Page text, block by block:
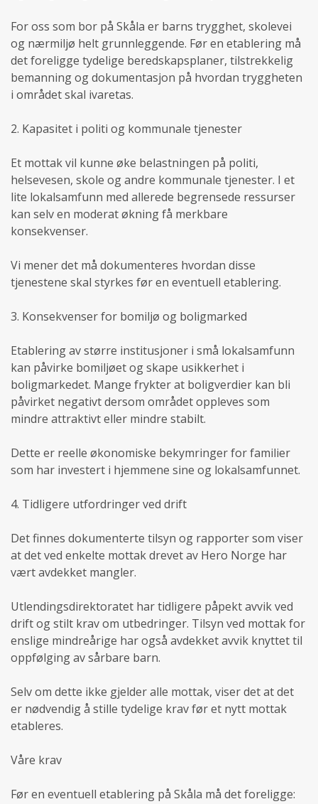
For oss som bor på Skåla er barns trygghet, skolevei
og nærmiljø helt grunnleggende. Før en etablering må
det foreligge tydelige beredskapsplaner, tilstrekkelig
bemanning og dokumentasjon på hvordan tryggheten
i området skal ivaretas.
2. Kapasitet i politi og kommunale tjenester
Et mottak vil kunne øke belastningen på politi,
helsevesen, skole og andre kommunale tjenester. I et
lite lokalsamfunn med allerede begrensede ressurser
kan selv en moderat økning få merkbare
konsekvenser.
Vi mener det må dokumenteres hvordan disse
tjenestene skal styrkes før en eventuell etablering.
3. Konsekvenser for bomiljø og boligmarked
Etablering av større institusjoner i små lokalsamfunn
kan påvirke bomiljøet og skape usikkerhet i
boligmarkedet. Mange frykter at boligverdier kan bli
påvirket negativt dersom området oppleves som
mindre attraktivt eller mindre stabilt.
Dette er reelle økonomiske bekymringer for familier
som har investert i hjemmene sine og lokalsamfunnet.
4. Tidligere utfordringer ved drift
Det finnes dokumenterte tilsyn og rapporter som viser
at det ved enkelte mottak drevet av Hero Norge har
vært avdekket mangler.
Utlendingsdirektoratet har tidligere påpekt avvik ved
drift og stilt krav om utbedringer. Tilsyn ved mottak for
enslige mindreårige har også avdekket avvik knyttet til
oppfølging av sårbare barn.
Selv om dette ikke gjelder alle mottak, viser det at det
er nødvendig å stille tydelige krav før et nytt mottak
etableres.
Våre krav
Før en eventuell etablering på Skåla må det foreligge: